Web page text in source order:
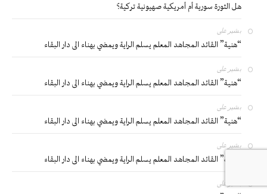
هل الثورة سورية أم أمريكية صهيونية تركية؟
بشير على
“هنية” القائد المجاهد المعلم يسلم الراية ويمضي بهناء الى دار البقاء
بشير على
“هنية” القائد المجاهد المعلم يسلم الراية ويمضي بهناء الى دار البقاء
بشير على
“هنية” القائد المجاهد المعلم يسلم الراية ويمضي بهناء الى دار البقاء
بشير على
“هنية” القائد المجاهد المعلم يسلم الراية ويمضي بهناء الى دار البقاء
على